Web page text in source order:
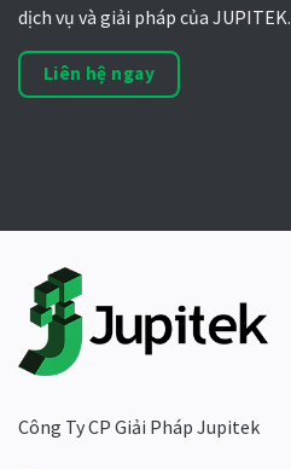
dịch vụ và giải pháp của JUPITEK.
Liên hệ ngay
Công Ty CP Giải Pháp Jupitek